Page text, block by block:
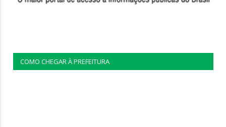
COMO CHEGAR À PREFEITURA